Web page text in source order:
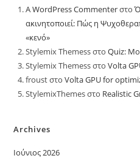
A WordPress Commenterστο
ακινητοποιεί: Πώς η
«κενό»
Stylemix ThemessστοQuiz:
Stylemix ThemessστοVolta
froustστοVolta GPU for
StylemixThemesστο Realistic
Archives
Ιούνιος 2026